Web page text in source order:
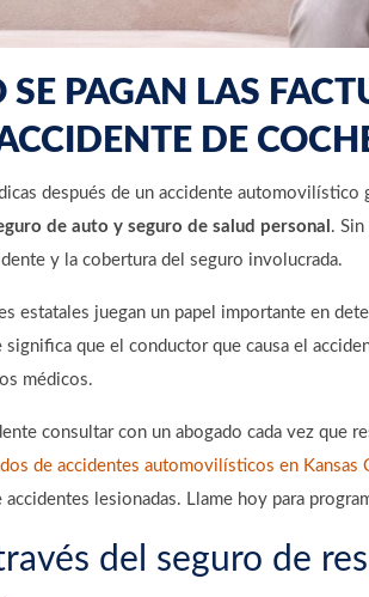
SE PAGAN LAS
DE
después de un accidente automovilístico
de auto y seguro de salud personal .
y la cobertura del seguro involucrada.
estatales juegan un papel importante en
significa que el conductor que causa el
médicos.
consultar con un abogado cada vez que
de accidentes automovilísticos en Kansas
accidentes lesionadas. Llame hoy para
del seguro de